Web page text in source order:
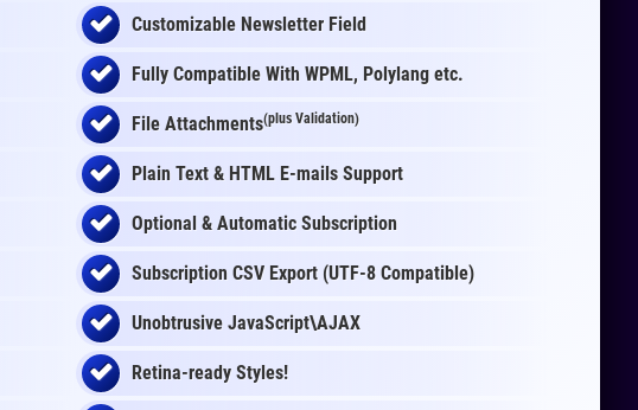
Customizable Newsletter Field
Fully Compatible With WPML, Polylang etc.
File Attachments(plus Validation)
Plain Text & HTML E-mails Support
Optional & Automatic Subscription
Subscription CSV Export (UTF-8 Compatible)
Unobtrusive JavaScript\AJAX
Retina-ready Styles!